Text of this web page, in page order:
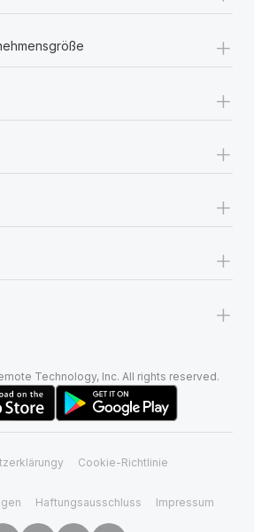
+
+
+
+
+
+
Technology, Inc. All rights reserved.
Cookie-Richtlinie
Haftungsausschluss Impressum